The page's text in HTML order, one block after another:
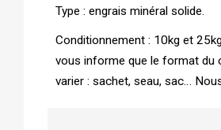
Type : engrais minéral solide.
Conditionnement : 10kg et
vous informe que le format du
varier : sachet, seau, sac…